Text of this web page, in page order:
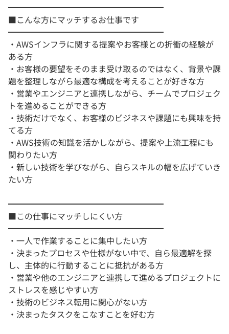
━━━━━━━━━━━━━━━━━━━
■こんな方にマッチするお仕事です
━━━━━━━━━━━━━━━━━━━
・AWSインフラに関する提案やお客様との折衝の経験が
ある方
・お客様の要望をそのまま受け取るのではなく、背景や課
題を整理しながら最適な構成を考えることが好きな方
・営業やエンジニアと連携しながら、チームでプロジェク
トを進めることができる方
・技術だけでなく、お客様のビジネスや課題にも興味を持
てる方
・AWS技術の知識を活かしながら、提案や上流工程にも
関わりたい方
・新しい技術を学びながら、自らスキルの幅を広げていき
たい方
━━━━━━━━━━━━━━━━━━━
■この仕事にマッチしにくい方
━━━━━━━━━━━━━━━━━━━
・一人で作業することに集中したい方
・決まったプロセスや仕様がない中で、自ら最適解を探
し、主体的に行動することに抵抗がある方
・営業や他のエンジニアと連携して進めるプロジェクトに
ストレスを感じやすい方
・技術のビジネス転用に関心がない方
・決まったタスクをこなすことを好む方